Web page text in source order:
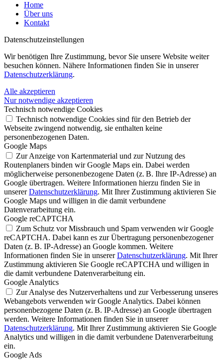
Home
Über uns
Kontakt
Datenschutz­einstellungen
Wir benötigen Ihre Zustimmung, bevor Sie unsere Website weiter
besuchen können. Nähere Informationen finden Sie in unserer
Datenschutzerklärung.
Alle akzeptieren
Nur notwendige akzeptieren
Technisch notwendige Cookies
Technisch notwendige Cookies sind für den Betrieb der
Webseite zwingend notwendig, sie enthalten keine
personenbezogenen Daten.
Google Maps
Zur Anzeige von Kartenmaterial und zur Nutzung des
Routenplaners binden wir Google Maps ein. Dabei werden
möglicherweise personenbezogene Daten (z. B. Ihre IP-Adresse) an
Google übertragen. Weitere Informationen hierzu finden Sie in
unsererDatenschutzerklärung. Mit Ihrer Zustimmung aktivieren Sie
Google Maps und willigen in die damit verbundene
Datenverarbeitung ein.
Google reCAPTCHA
Zum Schutz vor Missbrauch und Spam verwenden wir Google
reCAPTCHA. Dabei kann es zur Übertragung personenbezogener
Daten (z. B. IP-Adresse) an Google kommen. Weitere
Informationen finden Sie in unsererDatenschutzerklärung. Mit Ihrer
Zustimmung aktivieren Sie Google reCAPTCHA und willigen in
die damit verbundene Datenverarbeitung ein.
Google Analytics
Zur Analyse des Nutzerverhaltens und zur Verbesserung unseres
Webangebots verwenden wir Google Analytics. Dabei können
personenbezogene Daten (z. B. IP-Adresse) an Google übertragen
werden. Weitere Informationen finden Sie in unserer
Datenschutzerklärung. Mit Ihrer Zustimmung aktivieren Sie Google
Analytics und willigen in die damit verbundene Datenverarbeitung
ein.
Google Ads